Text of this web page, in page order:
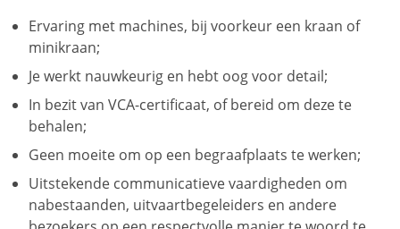
Ervaring met machines, bij voorkeur een kraan of
minikraan;
Je werkt nauwkeurig en hebt oog voor detail;
In bezit van VCA-certificaat, of bereid om deze te
behalen;
Geen moeite om op een begraafplaats te werken;
Uitstekende communicatieve vaardigheden om
nabestaanden, uitvaartbegeleiders en andere